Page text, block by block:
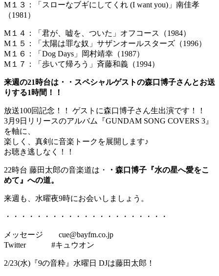
M１３：「スローなブギにしてくれ (I want you)」南佳孝
（1981）
M１４：「君が、嘘を、ついた」オフコース（1984）
M１５：「太陽は罪な奴」サザンオールスターズ（1996）
M１６：「Dog Days」岡村靖幸（1987）
M１７：「歩いて帰ろう」斉藤和義（1994）
来週の21時台は・・スペシャルゲストの森口博子さんとお送
りする1時間！！
放送100回記念！！ ゲストに森口博子さん生出演です！！
3月9日リリースのアルバム『GUNDAM SONG COVERS 3』
を軸に、
楽しく、真剣に音楽トークを展開します♪
お聴き逃しなく！！
22時台 藤田太郎の音楽道は・
・森口博子『水の星へ愛をこ
めて』への道。
来週も、水曜夜9時にお会いしましょう。
・・・・・・・・・・・・・・・・・・・・・
メッセージ cue@bayfm.co.jp
Twitter #キュウオン
2/23(水)『9の音粋』水曜日 DJは藤田太郎！